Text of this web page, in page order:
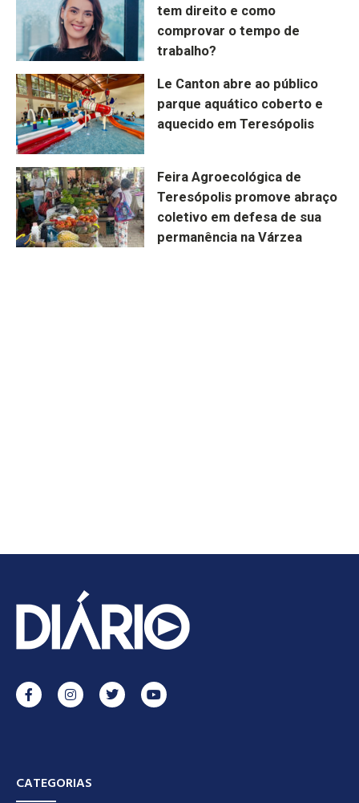
tem direito e como
comprovar o tempo de
trabalho?
Le Canton abre ao público
parque aquático coberto e
aquecido em Teresópolis
Feira Agroecológica de
Teresópolis promove abraço
coletivo em defesa de sua
permanência na Várzea
CATEGORIAS